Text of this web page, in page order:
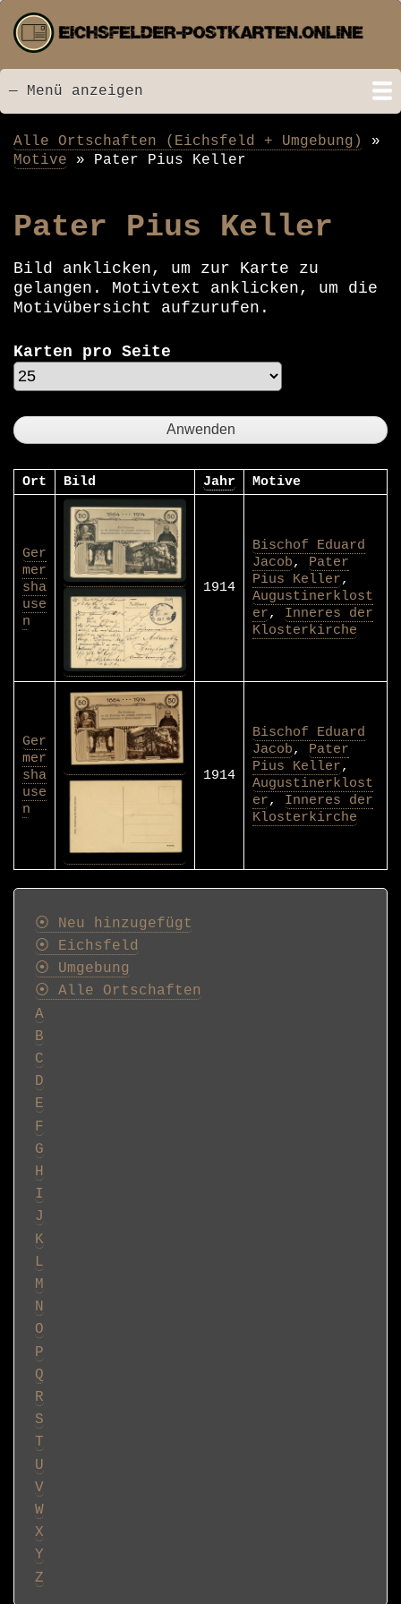
zum
Inhalt
Menü
— Menü anzeigen
Startseite
Neu hinzugefügt
Postkarten
Bildarchiv
Videos
Suche
Kontakt
Links
Spende
Pfadnavigation
Alle Ortschaften (Eichsfeld + Umgebung)
Motive
Pater Pius Keller
Pater Pius Keller
Bild anklicken, um zur Karte zu
gelangen. Motivtext anklicken, um die
Motivübersicht aufzurufen.
Karten pro Seite
Ort Bild Jahr Motive
Ger
mer
sha
use
n
1914
Bischof Eduard
Jacob, Pater
Pius Keller,
Augustinerklost
er, Inneres der
Klosterkirche
Ger
mer
sha
use
n
1914
Bischof Eduard
Jacob, Pater
Pius Keller,
Augustinerklost
er, Inneres der
Klosterkirche
Postkarten
⦿ Neu hinzugefügt
⦿ Eichsfeld
⦿ Umgebung
⦿ Alle Ortschaften
A
B
C
D
E
F
G
H
I
J
K
L
M
N
O
P
Q
R
S
T
U
V
W
X
Y
Z